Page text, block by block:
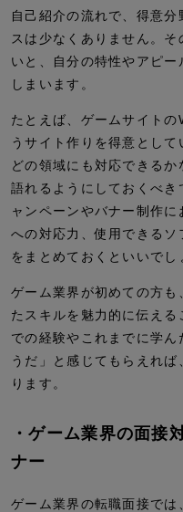
自己紹介の流れで、得意
スは少なくありません。
いと、自分の特性やアピ
しまいます。
たとえば、ゲームサイト
うサイト作りを得意とし
どの領域にも対応できる
語れるようにしておくべき
ャンペーンやバナー制作
への対応力、使用できる
をまとめておくといいでし
ゲーム業界が初めての方
たスキルを魅力的に伝え
での経験やこれまでに学
うだ」と感じてもらえれ
ります。
・ゲーム業界の面接
ナー
ゲーム業界の転職面接で